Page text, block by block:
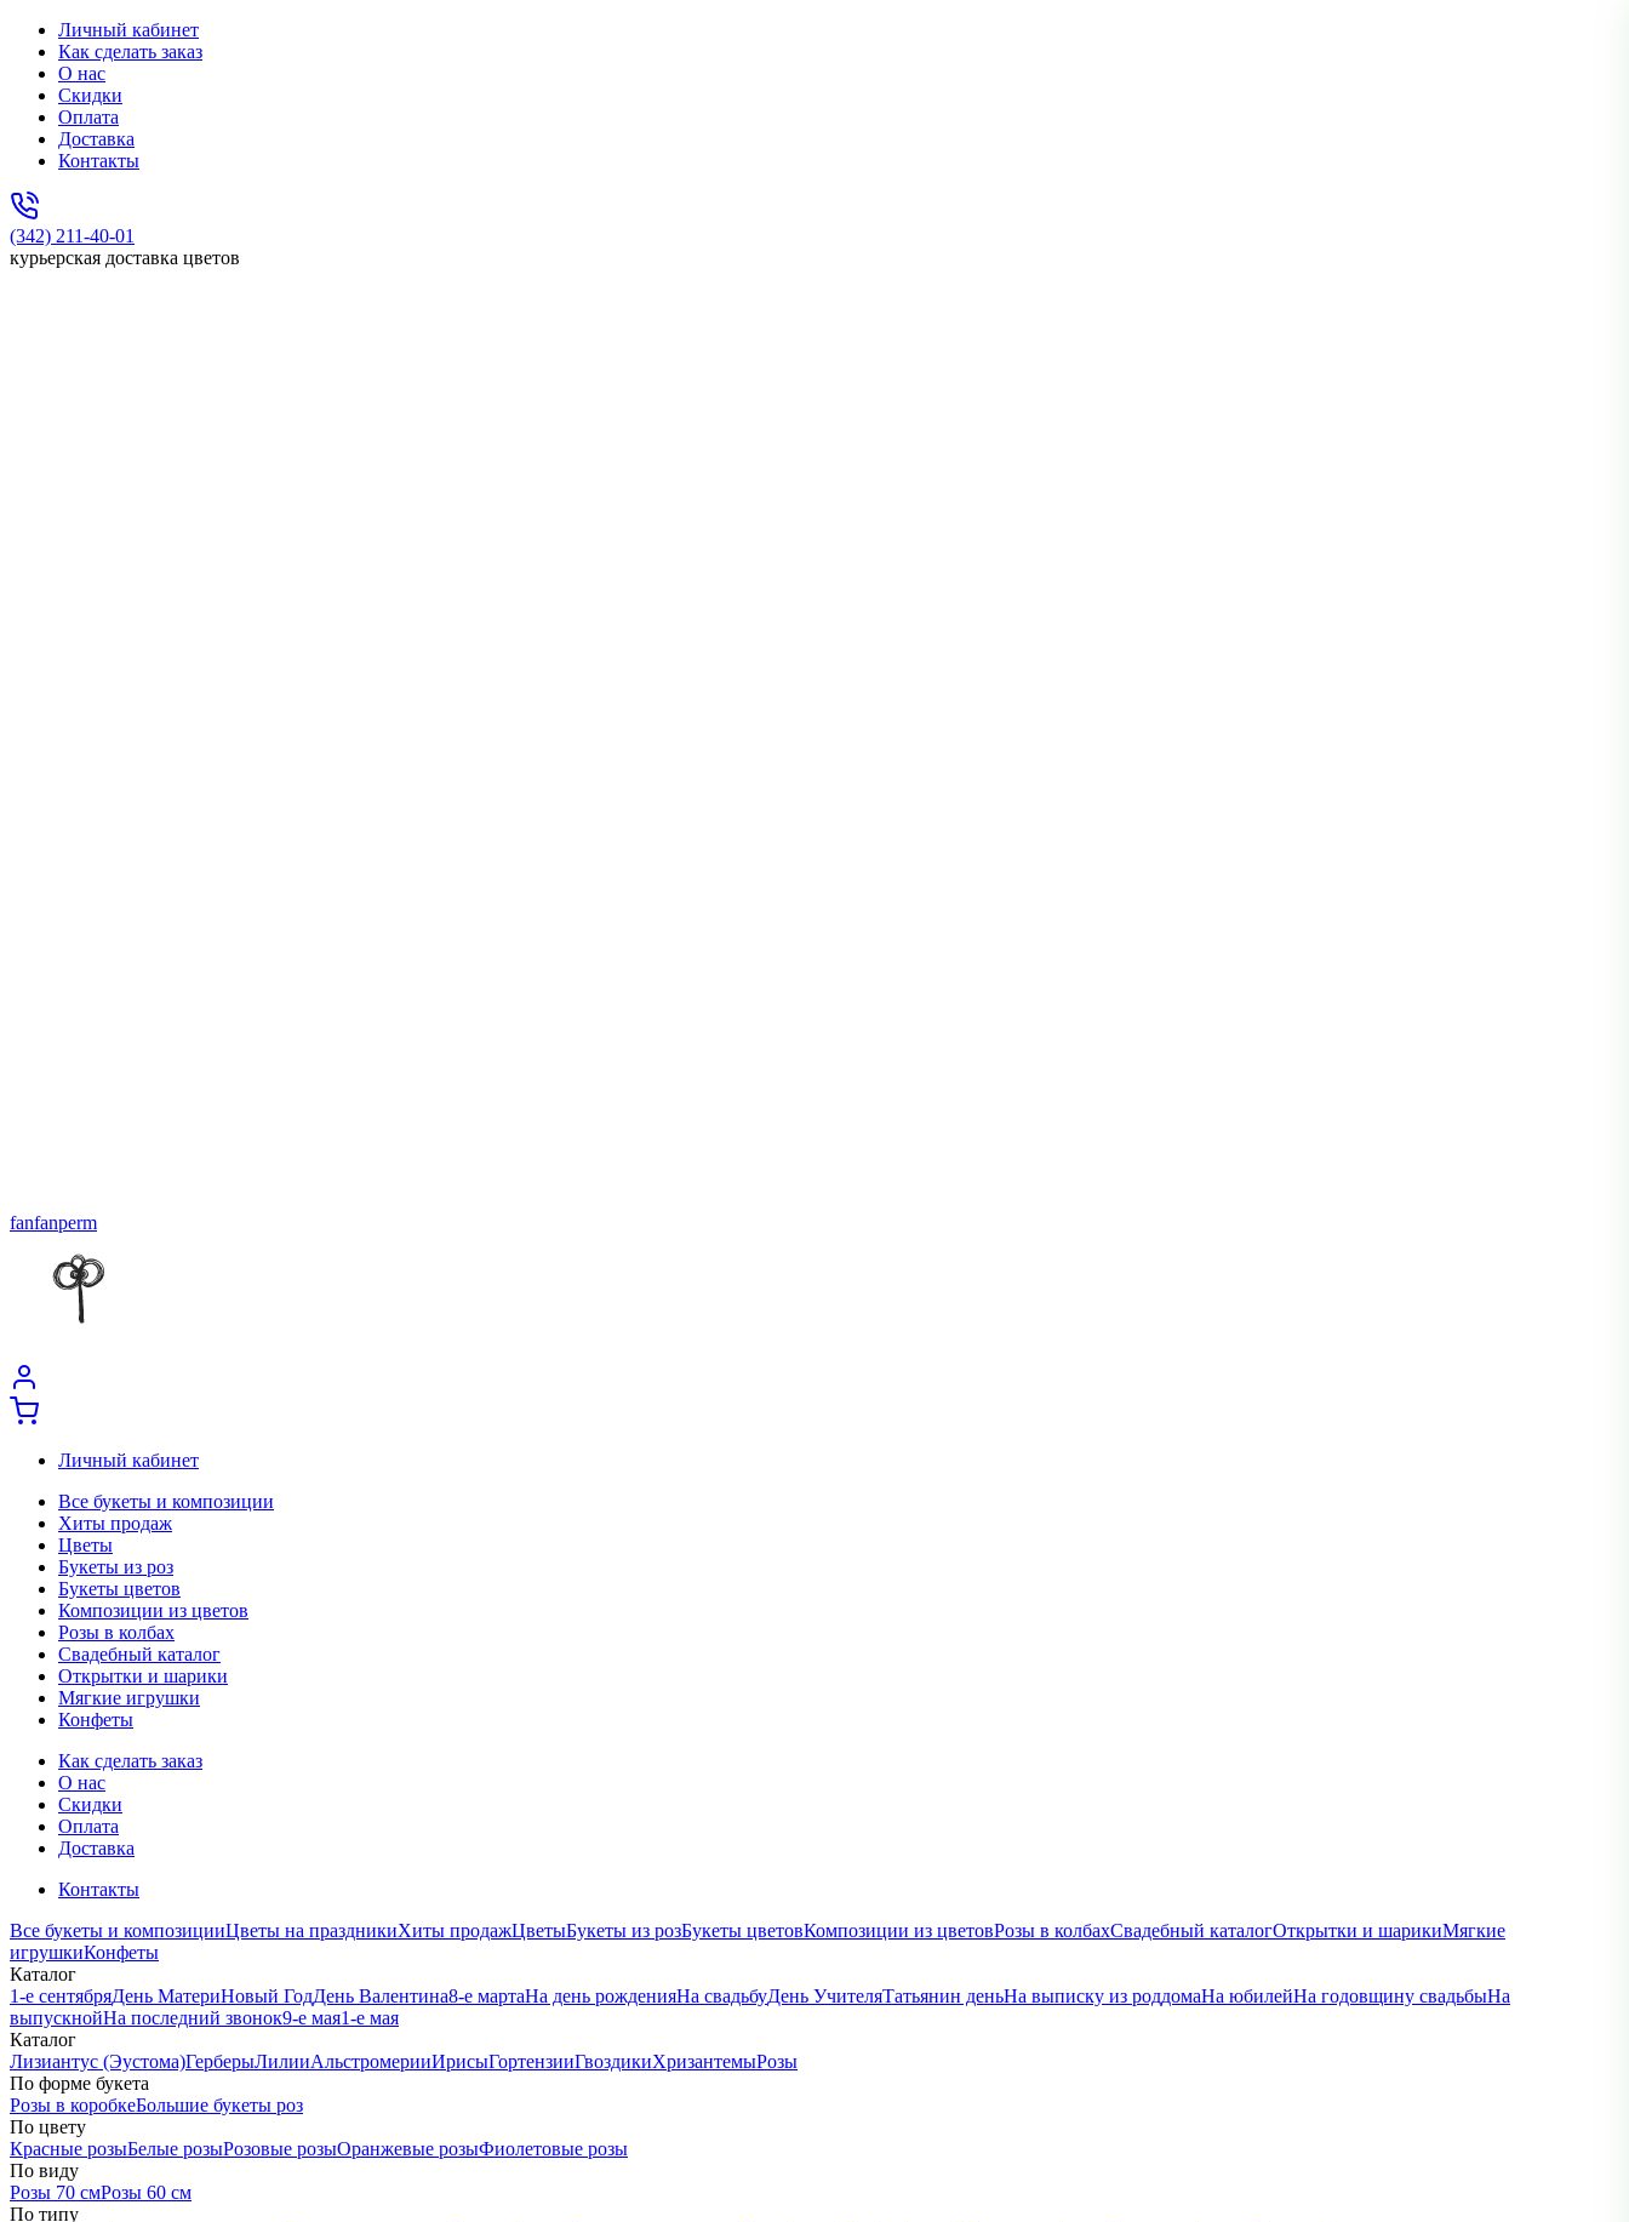
Личный кабинет
Как сделать заказ
О нас
Скидки
Оплата
Доставка
Контакты
(342) 211-40-01
курьерская доставка цветов
fanfanperm
Личный кабинет
Все букеты и композиции
Хиты продаж
Цветы
Букеты из роз
Букеты цветов
Композиции из цветов
Розы в колбах
Свадебный каталог
Открытки и шарики
Мягкие игрушки
Конфеты
Как сделать заказ
О нас
Скидки
Оплата
Доставка
Контакты
Все букеты и композицииЦветы на праздникиХиты продажЦветыБукеты из розБукеты цветовКомпозиции из цветовРозы в колбахСвадебный каталогОткрытки и шарикиМягкие
игрушкиКонфеты
Каталог
1-е сентябряДень МатериНовый ГодДень Валентина8-е мартаНа день рожденияНа свадьбуДень УчителяТатьянин деньНа выписку из роддомаНа юбилейНа годовщину свадьбыНа
выпускнойНа последний звонок9-е мая1-е мая
Каталог
Лизиантус (Эустома)ГерберыЛилииАльстромерииИрисыГортензииГвоздикиХризантемыРозы
По форме букета
Розы в коробкеБольшие букеты роз
По цвету
Красные розыБелые розыРозовые розыОранжевые розыФиолетовые розы
По виду
Розы 70 смРозы 60 см
По типу